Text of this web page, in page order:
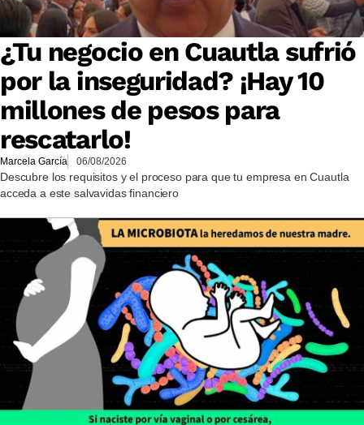
¿Tu negocio en Cuautla sufrió
por la inseguridad? ¡Hay 10
millones de pesos para
rescatarlo!
Marcela García 06/08/2026
Descubre los requisitos y el proceso para que tu empresa en Cuautla
acceda a este salvavidas financiero